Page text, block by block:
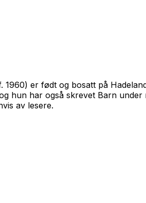
1960) er født og bosatt på
hun har også skrevet Barn under
av lesere.